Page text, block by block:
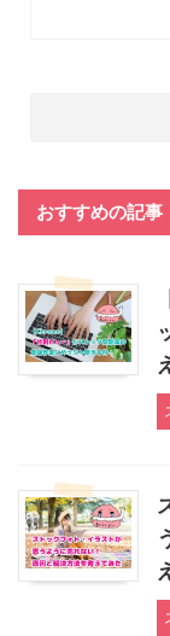
おすすめの記事